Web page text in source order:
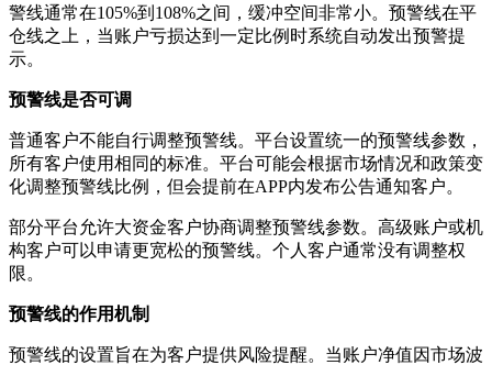
警线通常在105%到108%之间，缓冲空间非常小。预警线在平
仓线之上，当账户亏损达到一定比例时系统自动发出预警提
示。
预警线是否可调
普通客户不能自行调整预警线。平台设置统一的预警线参数，
所有客户使用相同的标准。平台可能会根据市场情况和政策变
化调整预警线比例，但会提前在APP内发布公告通知客户。
部分平台允许大资金客户协商调整预警线参数。高级账户或机
构客户可以申请更宽松的预警线。个人客户通常没有调整权
限。
预警线的作用机制
预警线的设置旨在为客户提供风险提醒。当账户净值因市场波